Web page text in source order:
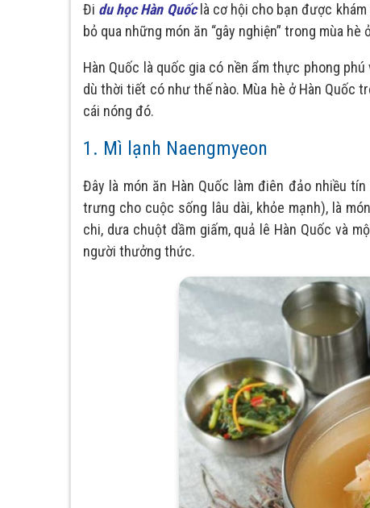
Đi du học Hàn Quốclà cơ hội cho bạn được khám
bỏ qua những món ăn “gây nghiện” trong mùa hè
Hàn Quốc là quốc gia có nền ẩm thực phong
dù thời tiết có như thế nào. Mùa hè ở Hàn Quốc
cái nóng đó.
1. Mì lạnh Naengmyeon
Đây là món ăn Hàn Quốc làm điên đảo nhiều
trưng cho cuộc sống lâu dài, khỏe mạnh), là
chi, dưa chuột dầm giấm, quả lê Hàn Quốc và
người thưởng thức.